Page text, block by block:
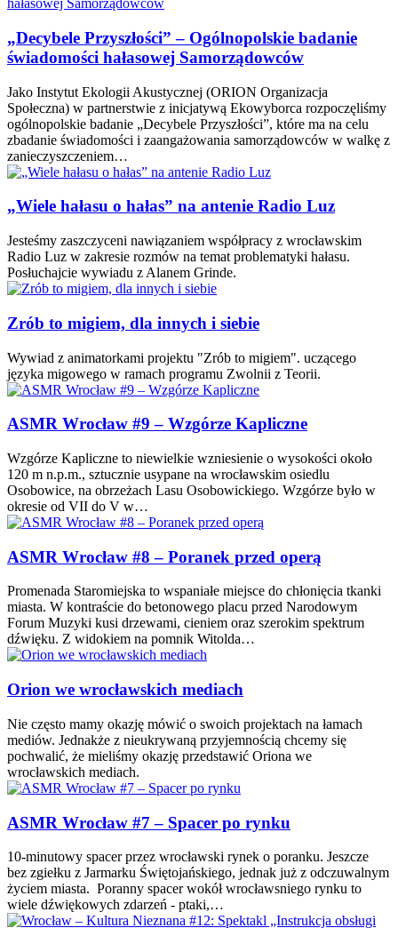
„Decybele Przyszłości” – Ogólnopolskie badanie
świadomości hałasowej Samorządowców
Jako Instytut Ekologii Akustycznej (ORION Organizacja
Społeczna) w partnerstwie z inicjatywą Ekowyborca rozpoczęliśmy
ogólnopolskie badanie „Decybele Przyszłości”, które ma na celu
zbadanie świadomości i zaangażowania samorządowców w walkę z
zanieczyszczeniem…
„Wiele hałasu o hałas” na antenie Radio Luz
Jesteśmy zaszczyceni nawiązaniem współpracy z wrocławskim
Radio Luz w zakresie rozmów na temat problematyki hałasu.
Posłuchajcie wywiadu z Alanem Grinde.
Zrób to migiem, dla innych i siebie
Wywiad z animatorkami projektu "Zrób to migiem". uczącego
języka migowego w ramach programu Zwolnii z Teorii.
ASMR Wrocław #9 – Wzgórze Kapliczne
Wzgórze Kapliczne to niewielkie wzniesienie o wysokości około
120 m n.p.m., sztucznie usypane na wrocławskim osiedlu
Osobowice, na obrzeżach Lasu Osobowickiego. Wzgórze było w
okresie od VII do V w…
ASMR Wrocław #8 – Poranek przed operą
Promenada Staromiejska to wspaniałe miejsce do chłonięcia tkanki
miasta. W kontraście do betonowego placu przed Narodowym
Forum Muzyki kusi drzewami, cieniem oraz szerokim spektrum
dźwięku. Z widokiem na pomnik Witolda…
Orion we wrocławskich mediach
Nie często mamy okazję mówić o swoich projektach na łamach
mediów. Jednakże z nieukrywaną przyjemnością chcemy się
pochwalić, że mieliśmy okazję przedstawić Oriona we
wrocławskich mediach.
ASMR Wrocław #7 – Spacer po rynku
10-minutowy spacer przez wrocławski rynek o poranku. Jeszcze
bez zgiełku z Jarmarku Świętojańskiego, jednak już z odczuwalnym
życiem miasta. Poranny spacer wokół wrocławsniego rynku to
wiele dźwiękowych zdarzeń - ptaki,…